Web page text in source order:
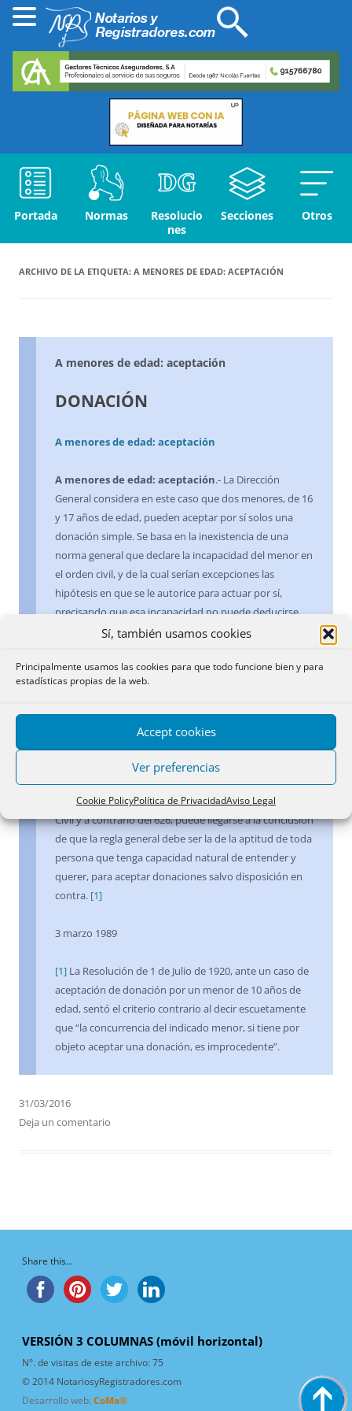
Sí, también usamos cookies
Principalmente usamos las cookies para que todo funcione bien y para
estadísticas propias de la web.
Accept cookies
Ver preferencias
Cookie PolicyPolítica de PrivacidadAviso Legal
Portada Normas
Resolucio
nes
Secciones Otros
ARCHIVO DE LA ETIQUETA: A MENORES DE EDAD: ACEPTACIÓN
A menores de edad: aceptación
DONACIÓN
A menores de edad: aceptación
A menores de edad: aceptación.- La Dirección
General considera en este caso que dos menores, de 16
y 17 años de edad, pueden aceptar por sí solos una
donación simple. Se basa en la inexistencia de una
norma general que declare la incapacidad del menor en
el orden civil, y de la cual serían excepciones las
hipótesis en que se le autorice para actuar por sí,
precisando que esa incapacidad no puede deducirse
del artículo 322 del Código Civil -que establece el límite
actos civiles- ni del principio de representación legal de
los menores o emancipados, que debe funcionar, por
previstos en el ordenamiento. Teniendo en cuenta que
patrimonial sin contraprestación -lo que debe influir en
el grado de madurez necesario para aceptar-, mediante
una interpretación literal del artículo 625 del Código
Civil y a contrario del 626, puede llegarse a la conclusión
de que la regla general debe ser la de la aptitud de toda
persona que tenga capacidad natural de entender y
querer, para aceptar donaciones salvo disposición en
contra. [1]
3 marzo 1989
[1] La Resolución de 1 de Julio de 1920, ante un caso de
aceptación de donación por un menor de 10 años de
edad, sentó el criterio contrario al decir escuetamente
que “la concurrencia del indicado menor, si tiene por
objeto aceptar una donación, es improcedente”.
31/03/2016
Deja un comentario
Share this...
VERSIÓN 3 COLUMNAS (móvil horizontal)
N°. de visitas de este archivo:75
© 2014 NotariosyRegistradores.com
Desarrollo web: CoMa®